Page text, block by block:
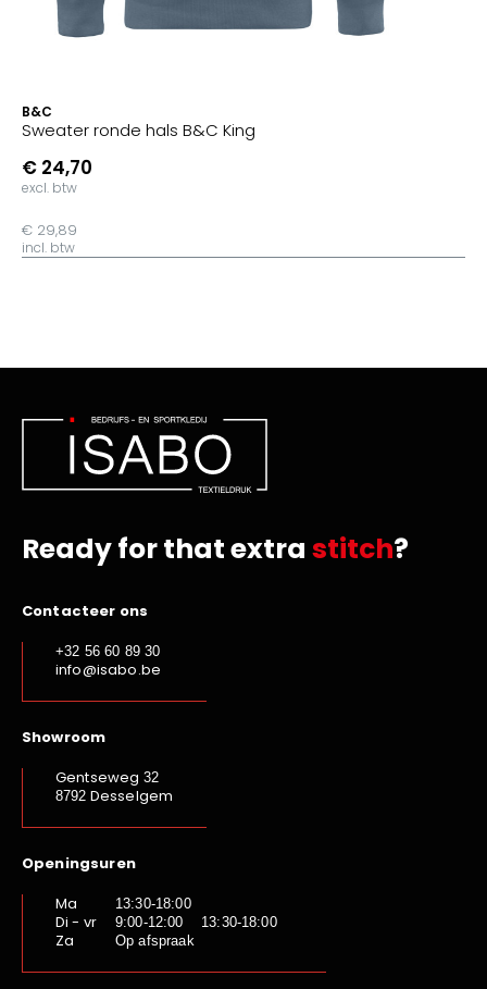
B&C
Sweater ronde hals B&C King
€ 24,70
excl. btw
€ 29,89
incl. btw
Ready for that extra stitch?
Contacteer ons
+32 56 60 89 30
info@isabo.be
Showroom
Gentseweg 32
8792 Desselgem
Openingsuren
Ma
13:30-18:00
Di - vr 9:00-12:00 13:30-18:00
Za Op afspraak